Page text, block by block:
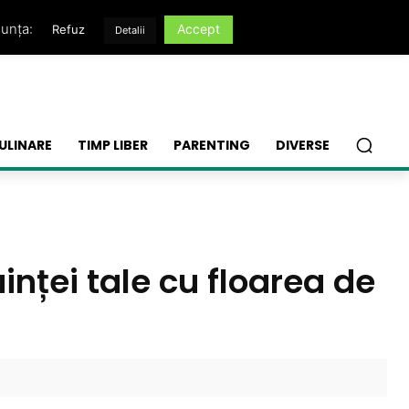
TIMP LIBER PARENTING DIVERSE
tale cu floarea de
Refuz Detalii Accept